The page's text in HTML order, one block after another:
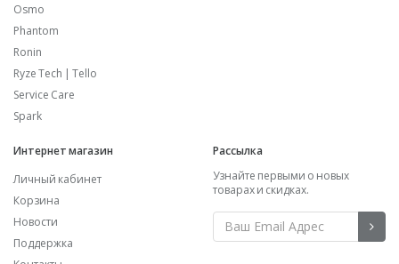
Osmo
Phantom
Ronin
Ryze Tech | Tello
Service Care
Spark
Интернет магазин
Личный кабинет
Корзина
Новости
Поддержка
Рассылка
Узнайте первыми о новых
товарах и скидках.